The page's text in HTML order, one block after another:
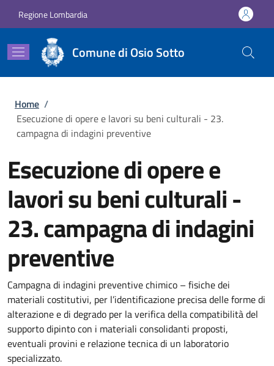
Regione Lombardia
Comune di Osio Sotto
Briciole di pane
Home /
Esecuzione di opere e lavori su beni culturali - 23.
campagna di indagini preventive
Esecuzione di opere e
lavori su beni culturali -
23. campagna di indagini
preventive
Campagna di indagini preventive chimico – fisiche dei
materiali costitutivi, per l’identificazione precisa delle forme di
alterazione e di degrado per la verifica della compatibilità del
supporto dipinto con i materiali consolidanti proposti,
eventuali provini e relazione tecnica di un laboratorio
specializzato.